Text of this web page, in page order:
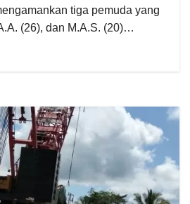
tiga pemuda yang
(26), dan M.A.S. (20)…